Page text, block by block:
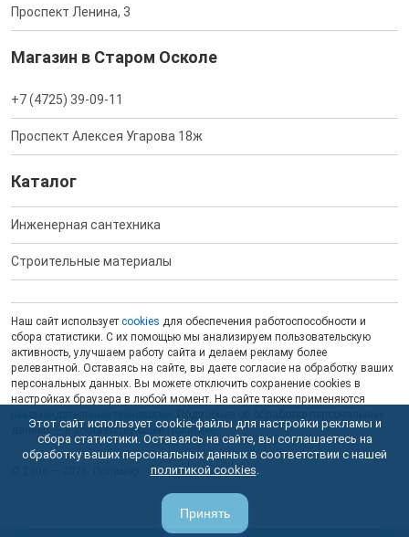
Проспект Ленина, 3
Магазин в Старом Осколе
+7 (4725) 39-09-11
Проспект Алексея Угарова 18ж
Каталог
Инженерная сантехника
Строительные материалы
Наш сайт использует cookies для обеспечения работоспособности и
сбора статистики. С их помощью мы анализируем пользовательскую
активность, улучшаем работу сайта и делаем рекламу более
релевантной. Оставаясь на сайте, вы даете согласие на обработку ваших
персональных данных. Вы можете отключить сохранение cookies в
настройках браузера в любой момент. На сайте также применяются
данных — в соответствующейПолитике.
Этот сайт использует cookie-файлы для настройки рекламы и
сбора статистики. Оставаясь на сайте, вы соглашаетесь на
обработку ваших персональных данных в соответствии с нашей
политикой cookies.
Принять